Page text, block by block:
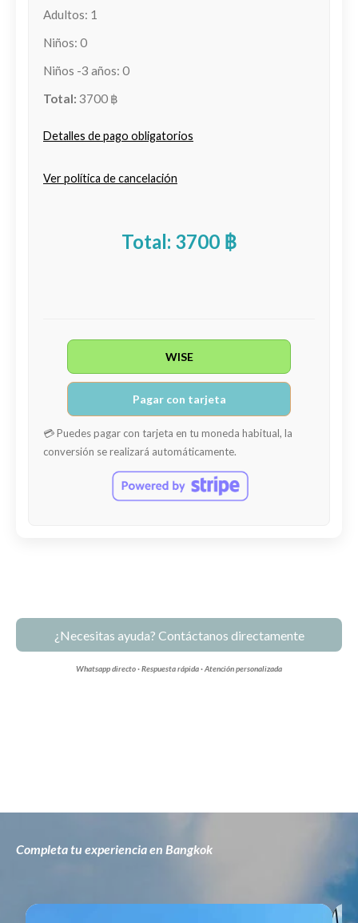
Adultos: 1
Niños: 0
Niños -3 años: 0
Total: 3700 ฿
Detalles de pago obligatorios
Ver política de cancelación
Total: 3700 ฿
WISE
Pagar con tarjeta
💳 Puedes pagar con tarjeta en tu moneda habitual, la
conversión se realizará automáticamente.
¿Necesitas ayuda? Contáctanos directamente
Whatsapp directo · Respuesta rápida · Atención personalizada
Completa tu experiencia en Bangkok